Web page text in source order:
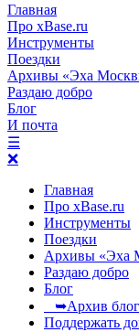
Главная
Про xBase.ru
Инструменты
Поездки
Архивы «Эха
Раздаю добро
Блог
И почта
☰
❌
Главная
Про xBase.ru
Инструменты
Поездки
Архивы «Эха
Раздаю добро
Блог
➥Архив
Поддержать